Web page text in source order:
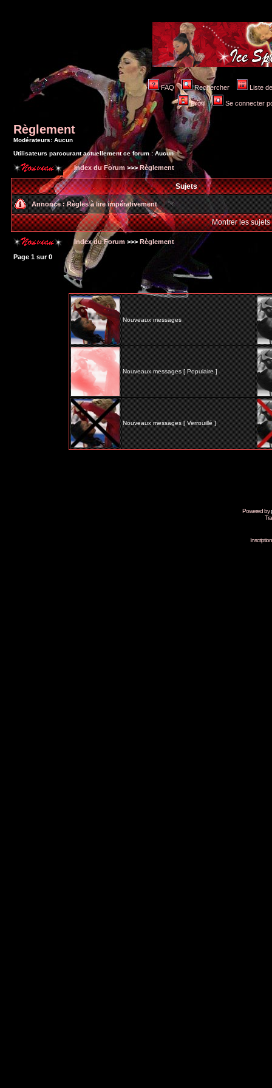
FAQ Rechercher Liste
Profil Se connecter
Règlement
Modérateurs: Aucun
Utilisateurs parcourant actuellement ce forum : Aucun
Index du Forum >>>Règlement
Sujets
Annonce : Règles à lire impérativement
Montrer les
Index du Forum >>> Règlement
Page 1 sur0
Nouveaux messages
Nouveaux messages [ Populaire ]
Nouveaux messages [ Verrouillé ]
Powered by